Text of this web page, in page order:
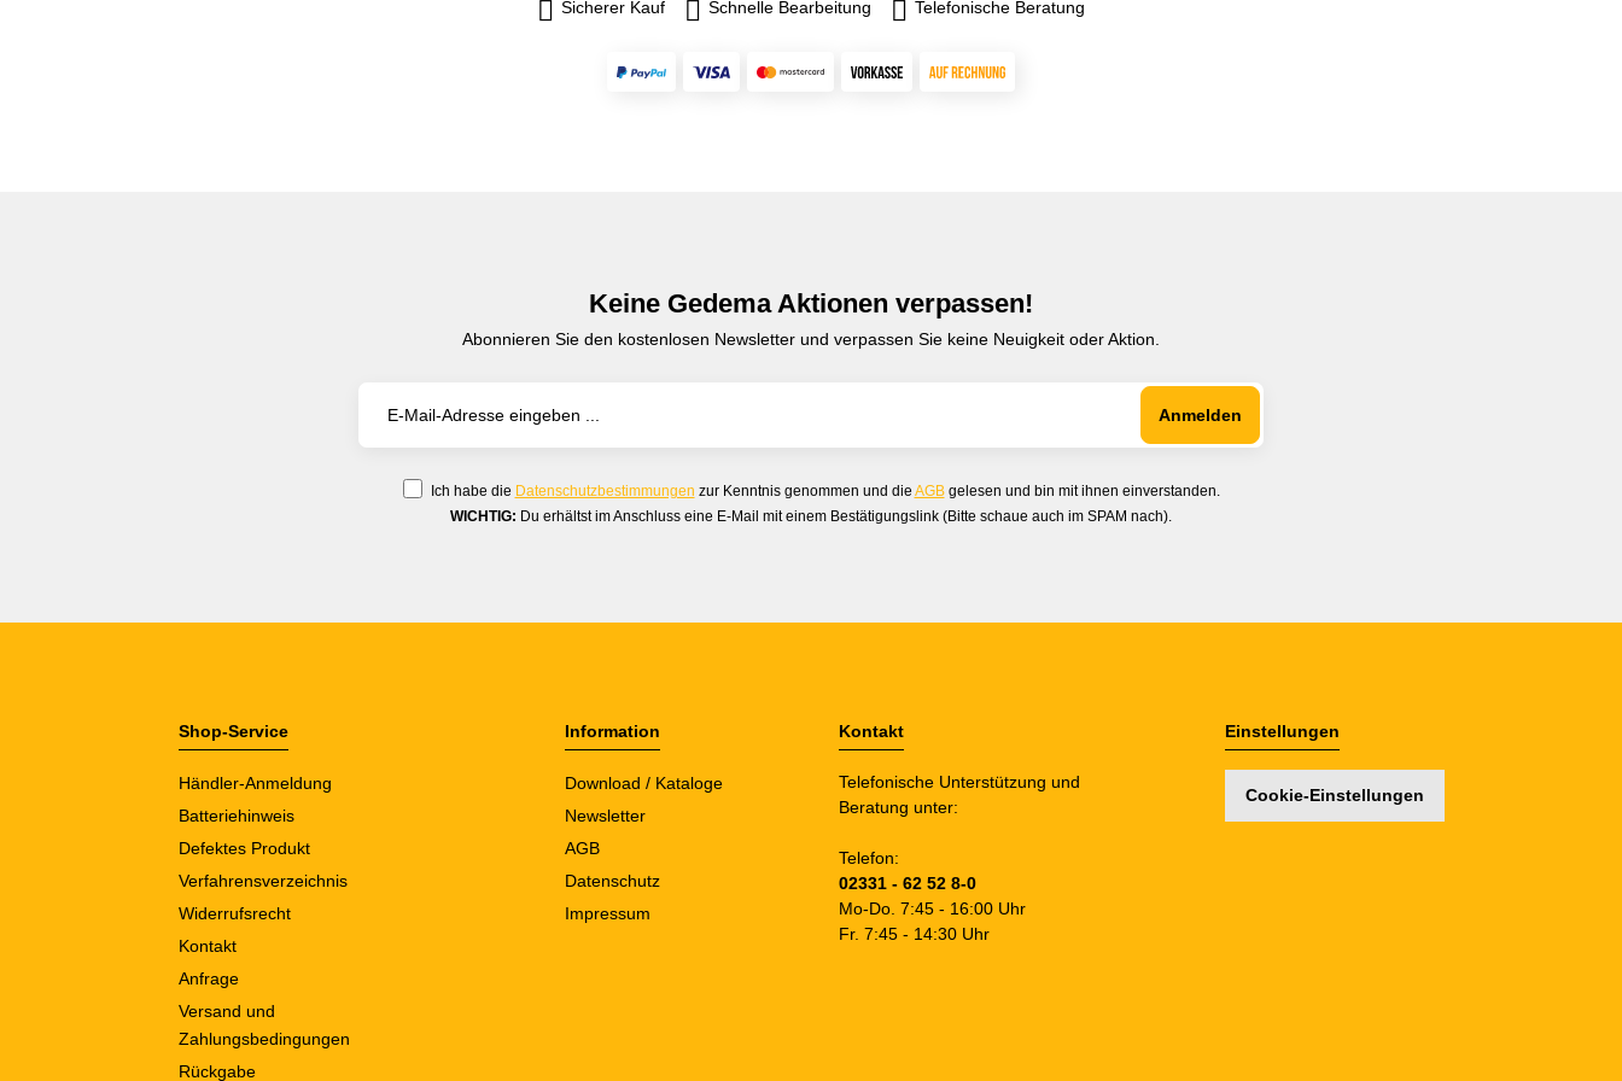
Sicherer Kauf Schnelle Bearbeitung Telefonische Beratung
Keine Gedema Aktionen verpassen!
Abonnieren Sie den kostenlosen Newsletter und verpassen Sie keine Neuigkeit oder Aktion.
Ich habe die Datenschutzbestimmungen zur Kenntnis genommen und die AGBgelesen und bin mit ihnen einverstanden.
WICHTIG: Du erhältst im Anschluss eine E-Mail mit einem Bestätigungslink (Bitte schaue auch im SPAM nach).
Shop-Service
Händler-Anmeldung
Batteriehinweis
Defektes Produkt
Verfahrensverzeichnis
Widerrufsrecht
Kontakt
Anfrage
Versand und
Zahlungsbedingungen
Rückgabe
Information
Download / Kataloge
Newsletter
AGB
Datenschutz
Impressum
Kontakt
Telefonische Unterstützung und
Beratung unter:
Telefon:
02331 - 62 52 8-0
Mo-Do. 7:45 - 16:00 Uhr
Fr. 7:45 - 14:30 Uhr
Einstellungen
Cookie-Einstellungen